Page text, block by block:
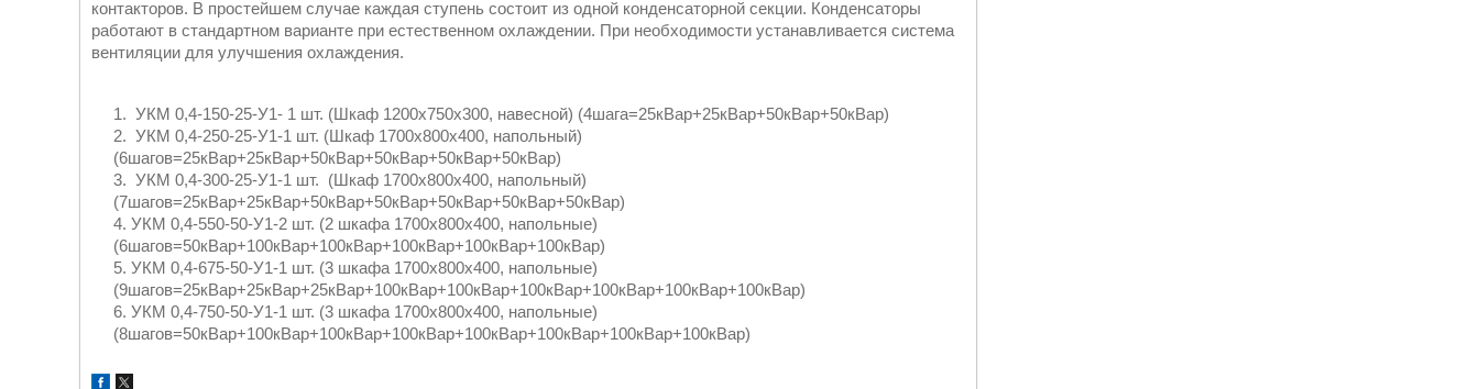
контакторов. В простейшем случае каждая ступень состоит из одной конденсаторной секции. Конденсаторы
работают в стандартном варианте при естественном охлаждении. При необходимости устанавливается система
вентиляции для улучшения охлаждения.
УКМ 0,4-150-25-У1- 1 шт. (Шкаф 1200х750х300, навесной) (4шага=25кВар+25кВар+50кВар+50кВар)
УКМ 0,4-250-25-У1-1 шт. (Шкаф 1700х800х400, напольный)
(6шагов=25кВар+25кВар+50кВар+50кВар+50кВар+50кВар)
УКМ 0,4-300-25-У1-1 шт. (Шкаф 1700х800х400, напольный)
(7шагов=25кВар+25кВар+50кВар+50кВар+50кВар+50кВар+50кВар)
УКМ 0,4-550-50-У1-2 шт. (2 шкафа 1700х800х400, напольные)
(6шагов=50кВар+100кВар+100кВар+100кВар+100кВар+100кВар)
УКМ 0,4-675-50-У1-1 шт. (3 шкафа 1700х800х400, напольные)
(9шагов=25кВар+25кВар+25кВар+100кВар+100кВар+100кВар+100кВар+100кВар+100кВар)
УКМ 0,4-750-50-У1-1 шт. (3 шкафа 1700х800х400, напольные)
(8шагов=50кВар+100кВар+100кВар+100кВар+100кВар+100кВар+100кВар+100кВар)